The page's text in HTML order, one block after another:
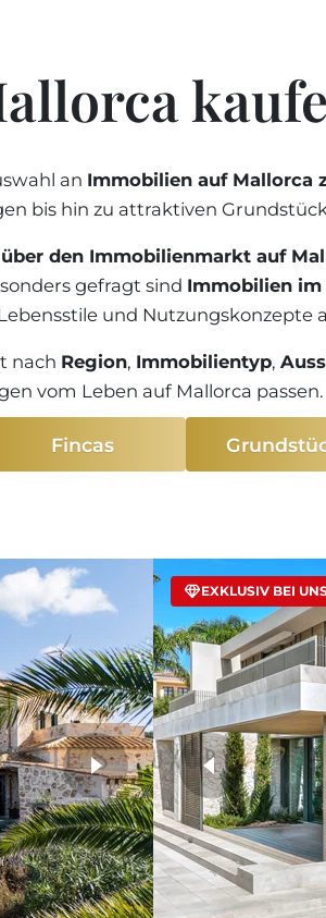
FAQ
MAKLER
MALLORCA
SCHULEN
an Immobilien auf Mallorca
bis hin zu attraktiven
den Immobilienmarkt auf
gefragt sind Immobilien im
und Nutzungskonzepte
nach Region, Immobilientyp,
vom Leben auf Mallorca passen.
Fincas
EXKLUSIV BEI